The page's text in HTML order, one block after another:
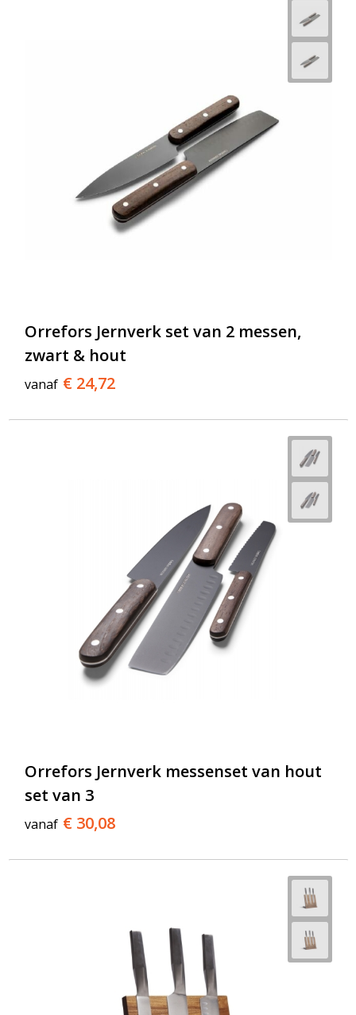
Orrefors Jernverk set van 2 messen,
zwart & hout
vanaf € 24,72
Orrefors Jernverk messenset van hout
set van 3
vanaf € 30,08